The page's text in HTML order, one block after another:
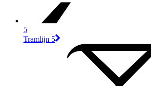
5
Tramlijn 5